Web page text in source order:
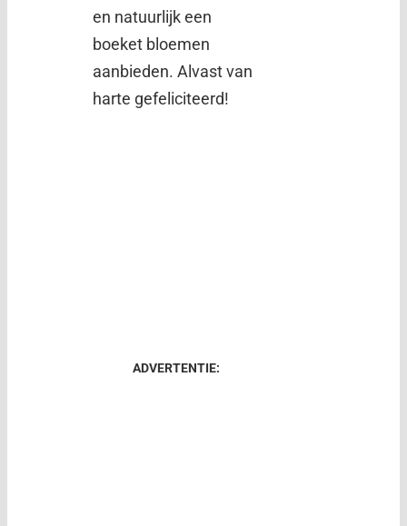
en natuurlijk een
boeket bloemen
aanbieden. Alvast van
harte gefeliciteerd!
ADVERTENTIE: